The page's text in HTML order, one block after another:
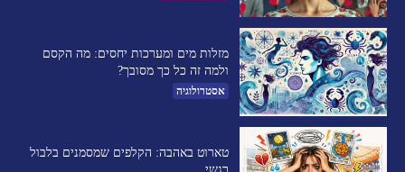
מזלות מים ומערכות יחסים: מה הקסם
ולמה זה כל כך מסובך?
אסטרולוגיה
טארוט באהבה: הקלפים שמסמנים בלבול